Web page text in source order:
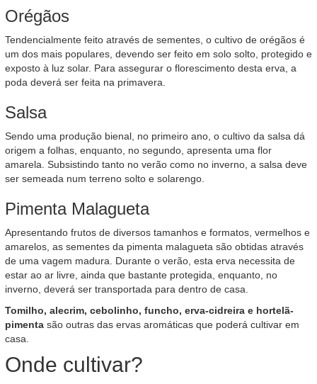
Orégãos
Tendencialmente feito através de sementes, o cultivo de orégãos é
um dos mais populares, devendo ser feito em solo solto, protegido e
exposto à luz solar. Para assegurar o florescimento desta erva, a
poda deverá ser feita na primavera.
Salsa
Sendo uma produção bienal, no primeiro ano, o cultivo da salsa dá
origem a folhas, enquanto, no segundo, apresenta uma flor
amarela. Subsistindo tanto no verão como no inverno, a salsa deve
ser semeada num terreno solto e solarengo.
Pimenta Malagueta
Apresentando frutos de diversos tamanhos e formatos, vermelhos e
amarelos, as sementes da pimenta malagueta são obtidas através
de uma vagem madura. Durante o verão, esta erva necessita de
estar ao ar livre, ainda que bastante protegida, enquanto, no
inverno, deverá ser transportada para dentro de casa.
Tomilho, alecrim, cebolinho, funcho, erva-cidreira e hortelã-
pimenta são outras das ervas aromáticas que poderá cultivar em
casa.
Onde cultivar?